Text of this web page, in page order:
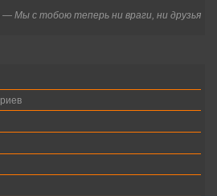
— Мы с тобою теперь ни враги, ни друзья